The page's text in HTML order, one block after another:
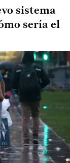
sistema
sería el